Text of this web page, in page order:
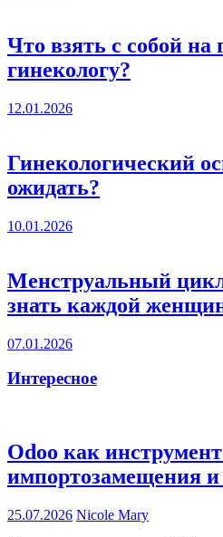
Что взять с собой на
гинекологу?
12.01.2026
Гинекологический
ожидать?
10.01.2026
Менструальный
знать каждой
07.01.2026
Интересное
Odoo как
импортозамещения
25.07.2026 Nicole Mary